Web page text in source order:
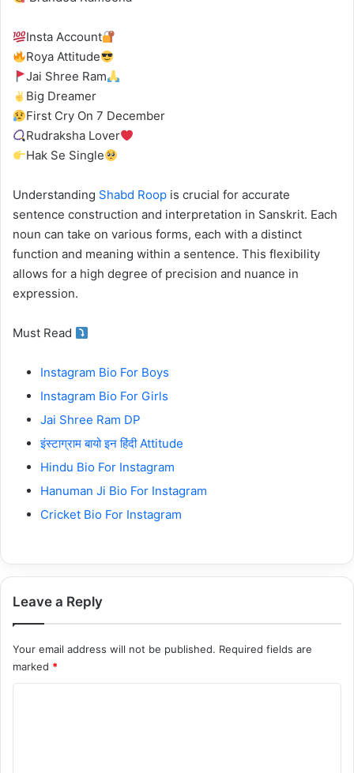
Insta Account
Roya Attitude
Jai Shree Ram
Big Dreamer
First Cry On 7 December
Rudraksha Lover
Hak Se Single
Understanding Shabd Roop is crucial for accurate
sentence construction and interpretation in Sanskrit. Each
noun can take on various forms, each with a distinct
function and meaning within a sentence. This flexibility
allows for a high degree of precision and nuance in
expression.
Must Read
Instagram Bio For Boys
Instagram Bio For Girls
Jai Shree Ram DP
इंस्टाग्राम बायो इन हिंदी Attitude
Hindu Bio For Instagram
Hanuman Ji Bio For Instagram
Cricket Bio For Instagram
Leave a Reply
Your email address will not be published. Required fields are
marked *